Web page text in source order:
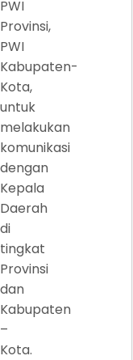
PWI
Provinsi,
PWI
Kabupaten-
Kota,
untuk
melakukan
komunikasi
dengan
Kepala
Daerah
di
tingkat
Provinsi
dan
Kabupaten
–
Kota.